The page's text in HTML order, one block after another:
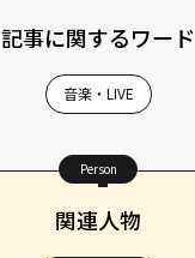
記事に関するワード
音楽・LIVE
Person
関連人物